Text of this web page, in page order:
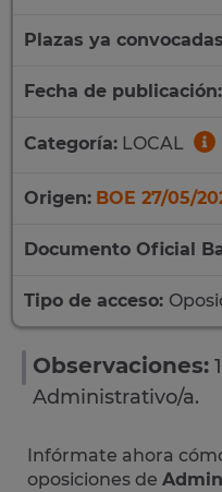
Plazas ya
Fecha de publicación:
Categoría: LOCAL
Origen: BOE 27/05/
Documento Oficial
Tipo de acceso:
Observaciones:
Administrativo/a.
Infórmate ahora
oposiciones de